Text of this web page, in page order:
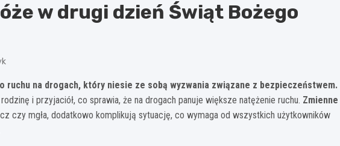
w drugi dzień Świąt Bożego
ruchu na drogach, który niesie ze sobą wyzwania związane z bezpieczeństwem.
i przyjaciół, co sprawia, że na drogach panuje większe natężenie ruchu. Zmienne
czy mgła, dodatkowo komplikują sytuację, co wymaga od wszystkich użytkowników